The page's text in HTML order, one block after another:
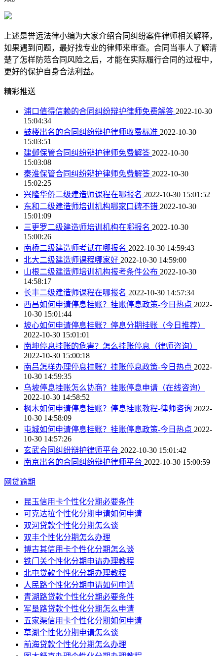
上述是誉远法律小编为大家介绍合同纠纷案件律师相关解释，
如果遇到问题，最好找专业的律师来审查。合同当事人了解清
楚了怎样防范合同风险之后，才能在实际履行合同的过程中，
更好的保护自身合法利益。
精彩推送
浦口值得信赖的合同纠纷辩护律师免费解答 2022-10-30
15:04:34
鼓楼出名的合同纠纷辩护律师收费标准 2022-10-30
15:03:51
建邺保管合同纠纷辩护律师免费解答 2022-10-30
15:03:08
秦淮保管合同纠纷辩护律师免费解答 2022-10-30
15:02:25
兴隆华侨二级建造师课程在哪报名 2022-10-30 15:01:52
东和二级建造师培训机构哪家口碑不错 2022-10-30
15:01:09
三更罗二级建造师培训机构在哪报名 2022-10-30
15:00:26
南桥二级建造师考试在哪报名 2022-10-30 14:59:43
北大二级建造师课程哪家好 2022-10-30 14:59:00
山根二级建造师培训机构报考条件公布 2022-10-30
14:58:17
长丰二级建造师课程在哪报名 2022-10-30 14:57:34
西昌如何申请停息挂账？挂账停息政策-今日热点 2022-
10-30 15:01:44
坡心如何申请停息挂账？停息分期挂账（今日推荐）
2022-10-30 15:01:01
南坤停息挂账的危害？怎么挂账停息（律师咨询）
2022-10-30 15:00:18
南吕怎样办理停息挂账？挂账停息政策-今日热点 2022-
10-30 14:59:35
乌坡停息挂账怎么协商？挂账停息申请（在线咨询）
2022-10-30 14:58:52
枫木如何申请停息挂账？停息挂账教程-律师咨询 2022-
10-30 14:58:09
屯城如何申请停息挂账？挂账停息政策-今日热点 2022-
10-30 14:57:26
玄武合同纠纷辩护律师平台 2022-10-30 15:01:42
南京出名的合同纠纷辩护律师平台 2022-10-30 15:00:59
网贷逾期
昆玉信用卡个性化分期必要条件
可克达拉个性化分期申请如何申请
双河贷款个性化分期怎么谈
双丰个性化分期怎么办理
博古其信用卡个性化分期怎么谈
铁门关个性化分期申请办理教程
北屯贷款个性化分期办理教程
人民路个性化分期申请如何申请
青湖路贷款个性化分期必要条件
军垦路贷款个性化分期怎么申请
五家渠信用卡个性化分期如何申请
草湖个性化分期申请怎么谈
前海贷款个性化分期怎么办理